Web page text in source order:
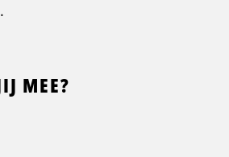
MEE?